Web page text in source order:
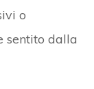
o
sentito dalla